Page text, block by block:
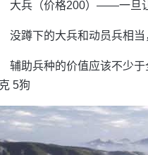
大兵（价格200）——一旦
没蹲下的大兵和动员兵相
辅助兵种的价值应该不少
5狗